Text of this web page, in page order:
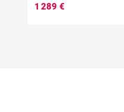
1 289 €